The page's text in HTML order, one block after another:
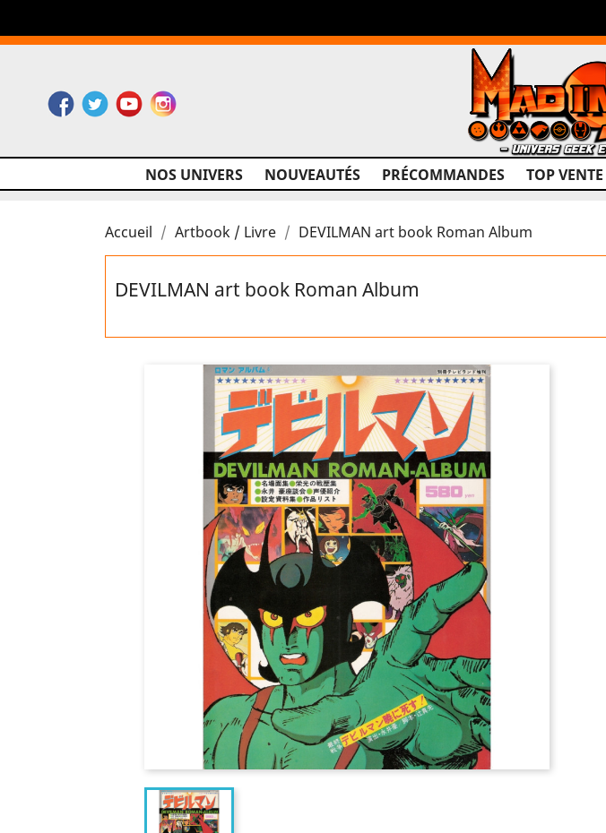
Facebook
TwitterYouTubeInstagram
NOS UNIVERS NOUVEAUTÉS PRÉCOMMANDES TOP VENTE
Accueil Artbook / Livre DEVILMAN art book Roman Album
DEVILMAN art book Roman Album